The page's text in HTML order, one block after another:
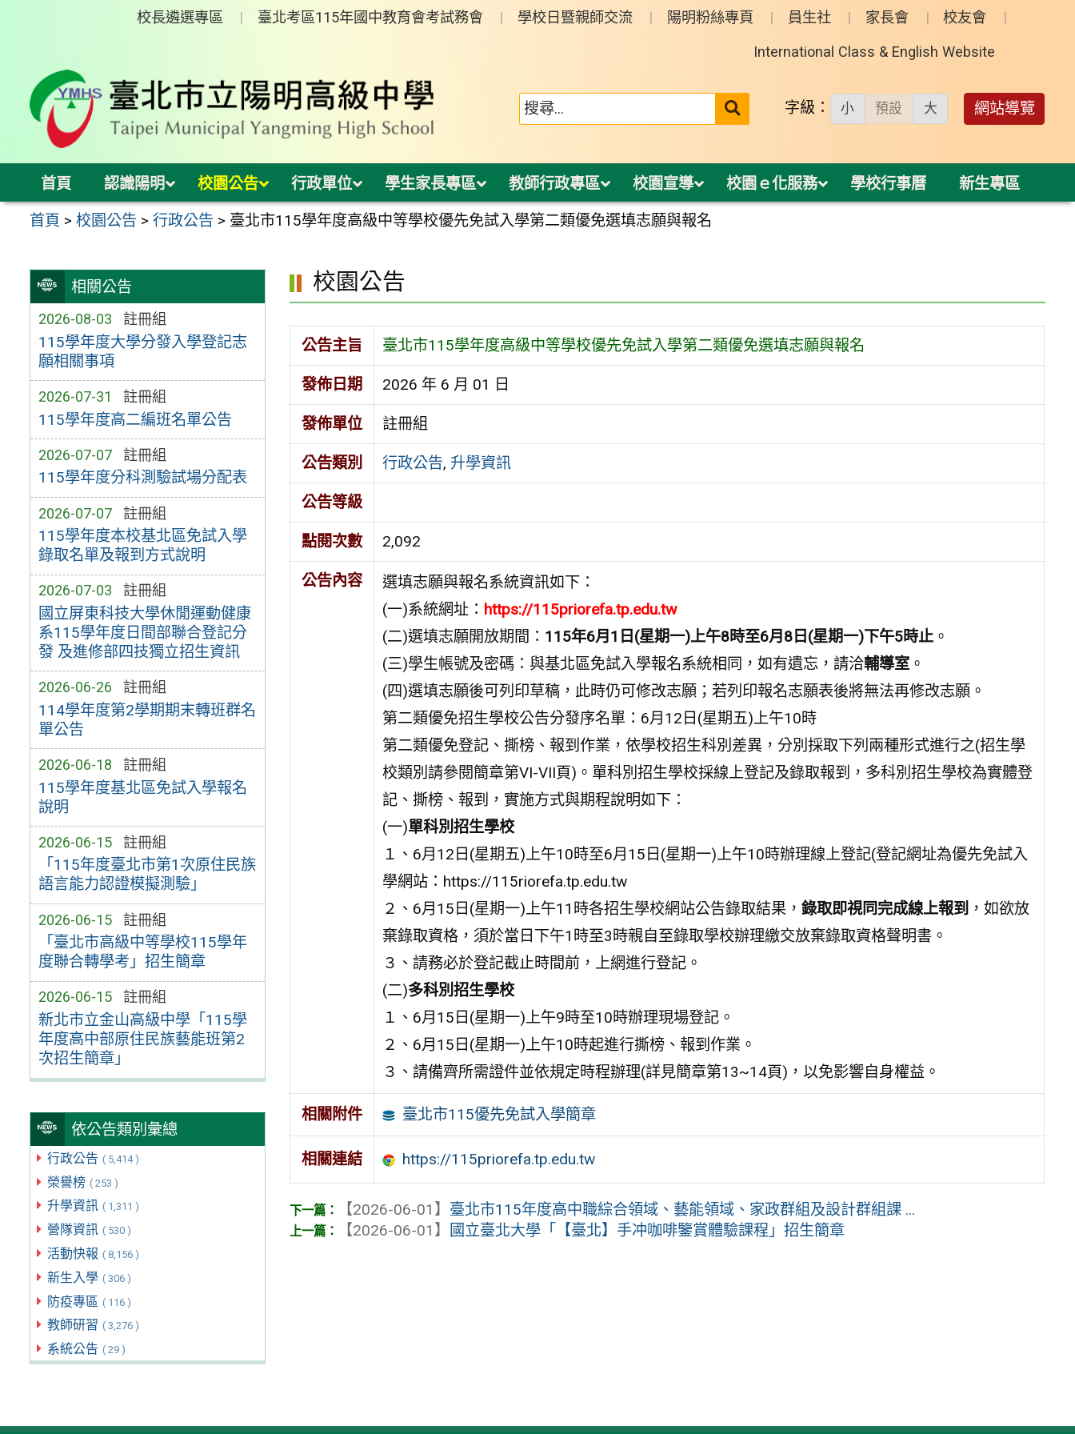
校長遴選專區 臺北考區115年國中教育會考試務會 學校日暨親師交流 陽明粉絲專頁 員生社 家長會 校友會
International Class & English Website
送出 字級： 小 預設 大 網站導覽
首頁 認識陽明 校園公告 行政單位 學生家長專區 教師行政專區 校園宣導 校園ｅ化服務 學校行事曆 新生專區
首頁 >校園公告 >行政公告 > 臺北市115學年度高級中等學校優先免試入學第二類優免選填志願與報名
相關公告
2026-08-03 註冊組
115學年度大學分發入學登記志
願相關事項
2026-07-31 註冊組
115學年度高二編班名單公告
2026-07-07 註冊組
115學年度分科測驗試場分配表
2026-07-07 註冊組
115學年度本校基北區免試入學
錄取名單及報到方式說明
2026-07-03 註冊組
國立屏東科技大學休閒運動健康
系115學年度日間部聯合登記分
發 及進修部四技獨立招生資訊
2026-06-26 註冊組
114學年度第2學期期末轉班群名
單公告
2026-06-18 註冊組
115學年度基北區免試入學報名
說明
2026-06-15 註冊組
「115年度臺北市第1次原住民族
語言能力認證模擬測驗」
2026-06-15 註冊組
「臺北市高級中等學校115學年
度聯合轉學考」招生簡章
2026-06-15 註冊組
新北市立金山高級中學「115學
年度高中部原住民族藝能班第2
次招生簡章」
依公告類別彙總
行政公告 ( 5,414 )
榮譽榜 ( 253 )
升學資訊 ( 1,311 )
營隊資訊 ( 530 )
活動快報 ( 8,156 )
新生入學 ( 306 )
防疫專區 ( 116 )
教師研習 ( 3,276 )
系統公告 ( 29 )
校園公告
公告主旨 臺北市115學年度高級中等學校優先免試入學第二類優免選填志願與報名
發佈日期 2026 年 6 月 01 日
發佈單位 註冊組
公告類別 行政公告, 升學資訊
公告等級
點閱次數 2,092
公告內容
選填志願與報名系統資訊如下：
(一)系統網址： https://115priorefa.tp.edu.tw
(二)選填志願開放期間： 115年6月1日(星期一)上午8時至6月8日(星期一)下午5時止。
(三)學生帳號及密碼：與基北區免試入學報名系統相同，如有遺忘，請洽輔導室。
(四)選填志願後可列印草稿，此時仍可修改志願；若列印報名志願表後將無法再修改志願。
第二類優免招生學校公告分發序名單：6月12日(星期五)上午10時
第二類優免登記、撕榜、報到作業，依學校招生科別差異，分別採取下列兩種形式進行之(招生學
校類別請參閱簡章第VI-VII頁)。單科別招生學校採線上登記及錄取報到，多科別招生學校為實體登
記、撕榜、報到，實施方式與期程說明如下：
(一)單科別招生學校
１、6月12日(星期五)上午10時至6月15日(星期一)上午10時辦理線上登記(登記網址為優先免試入
學網站：https://115riorefa.tp.edu.tw
２、6月15日(星期一)上午11時各招生學校網站公告錄取結果， 錄取即視同完成線上報到 ，如欲放
棄錄取資格，須於當日下午1時至3時親自至錄取學校辦理繳交放棄錄取資格聲明書。
３、請務必於登記截止時間前，上網進行登記。
(二)多科別招生學校
１、6月15日(星期一)上午9時至10時辦理現場登記。
２、6月15日(星期一)上午10時起進行撕榜、報到作業。
３、請備齊所需證件並依規定時程辦理(詳見簡章第13~14頁)，以免影響自身權益。
相關附件 臺北市115優先免試入學簡章
相關連結 https://115priorefa.tp.edu.tw
【2026-06-01】 臺北市115年度高中職綜合領域、藝能領域、家政群組及設計群組課 ...
【2026-06-01】
國立臺北大學「【臺北】手冲咖啡鑒賞體驗課程」招生簡章